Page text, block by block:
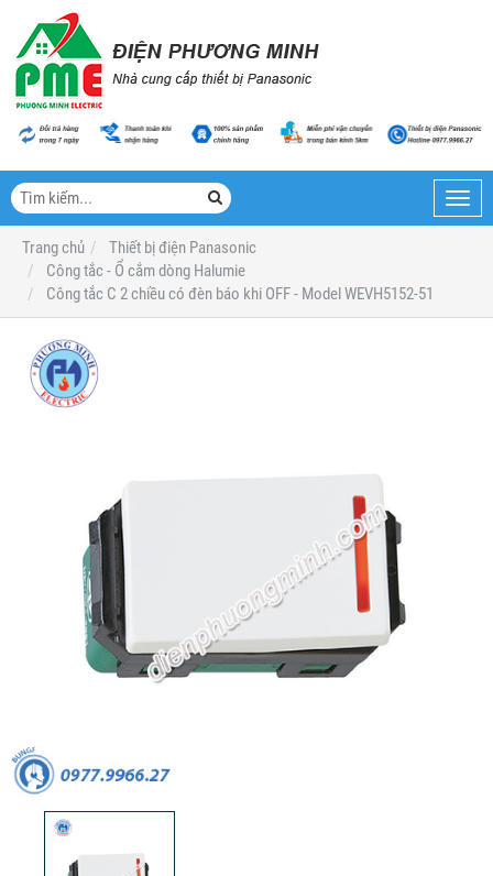
Trang chủ
Thiết bị điện Panasonic
Công tắc - Ổ cắm dòng Halumie
Công tắc C 2 chiều có đèn báo khi OFF - Model WEVH5152-51